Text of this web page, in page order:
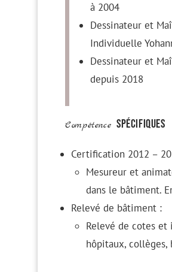
à 2004
Dessinateur et
Individuelle
Dessinateur et
depuis 2018
Compétence spécifiques
Certification 2012 –
Mesureur et
dans le bâtiment.
Relevé de bâtiment :
Relevé de cotes
hôpitaux,